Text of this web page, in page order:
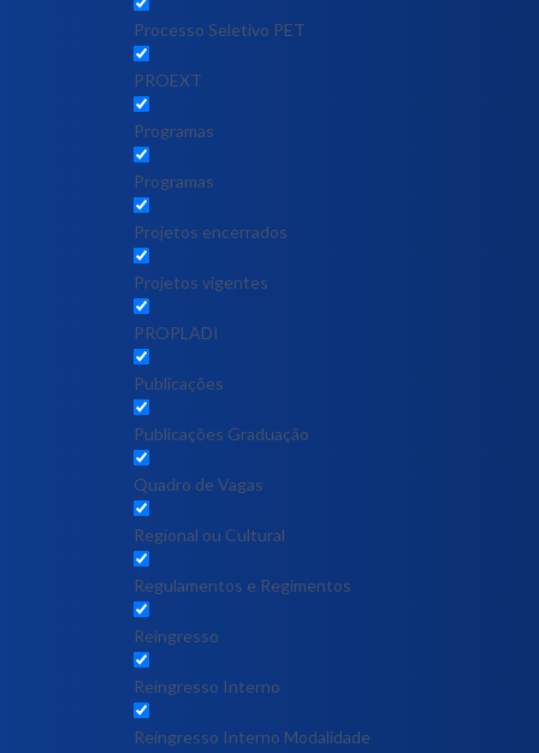
Processo Seletivo PET
PROEXT
Programas
Programas
Projetos encerrados
Projetos vigentes
PROPLADI
Publicações
Publicações Graduação
Quadro de Vagas
Regional ou Cultural
Regulamentos e Regimentos
Reingresso
Reingresso Interno
Reingresso Interno Modalidade